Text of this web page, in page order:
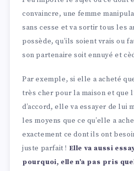
convaincre, une femme
sans cesse et va sortir tous les
possède, qu’ils soient vrais ou
son partenaire soit ennuyé et
Par exemple, si elle a acheté
très cher pour la maison et que
d’accord, elle va essayer de lui
les moyens que ce qu’elle a
exactement ce dont ils ont
juste parfait ! Elle va aussi
pourquoi, elle n’a pas pris